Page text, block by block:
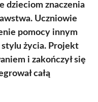
dzieciom znaczenia
Uczniowie
pomocy innym
stylu życia. Projekt
i zakończył się
całą